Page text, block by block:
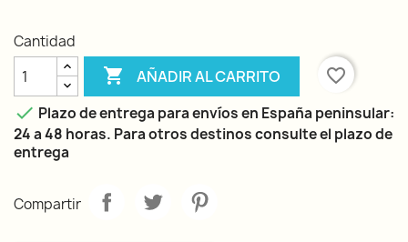
Cantidad
 AÑADIR AL CARRITO
favorite_border
 Plazo de entrega para envíos en España peninsular:
24 a 48 horas. Para otros destinos consulte el plazo de
entrega
Compartir